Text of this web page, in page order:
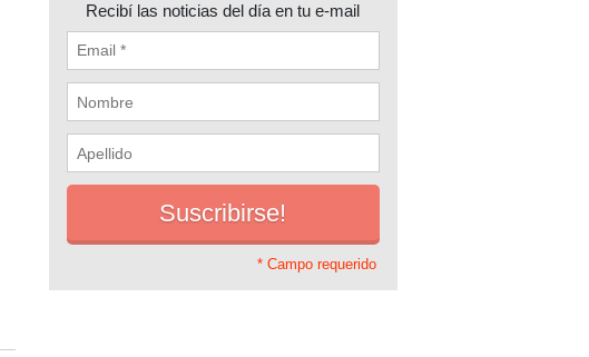
Recibí las noticias del día en tu e-mail
* Campo requerido